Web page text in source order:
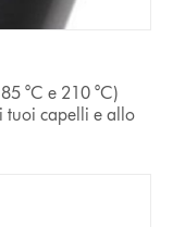
°C e 210 °C)
tuoi capelli e allo